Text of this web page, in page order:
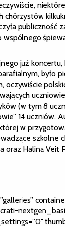
chórzystów
publiczność
wspólnego
już koncertu,
było
oczywiście
(w tym 8
14 uczniów.
w
szkolne
oraz Halina Veit